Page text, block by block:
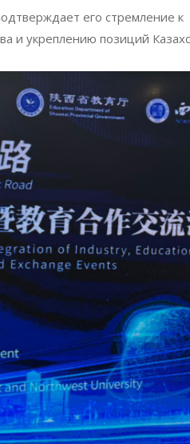
его стремление к
и укреплению позиций